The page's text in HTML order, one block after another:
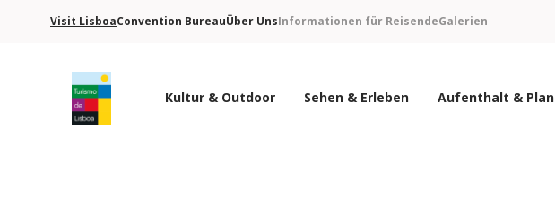
Visit LisboaConvention BureauÜber UnsInformationen für ReisendeGalerien
Kultur & Outdoor Sehen & Erleben Aufenthalt & Plan